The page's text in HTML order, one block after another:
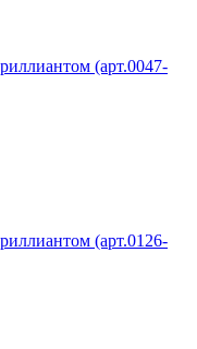
(арт.0047-
(арт.0126-